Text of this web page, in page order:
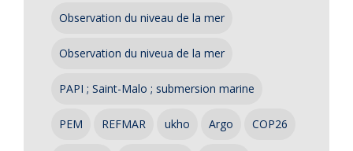
Observation du niveau de la mer
Observation du niveua de la mer
PAPI ; Saint-Malo ; submersion marine
PEM REFMAR ukho Argo COP26